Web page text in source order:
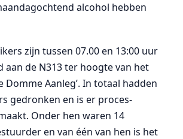
alcohol hebben
zijn tussen 07.00 en 13:00 uur
aan de N313 ter hoogte van het
Domme Aanleg’. In totaal hadden
gedronken en is er proces-
Onder hen waren 14
en van één van hen is het